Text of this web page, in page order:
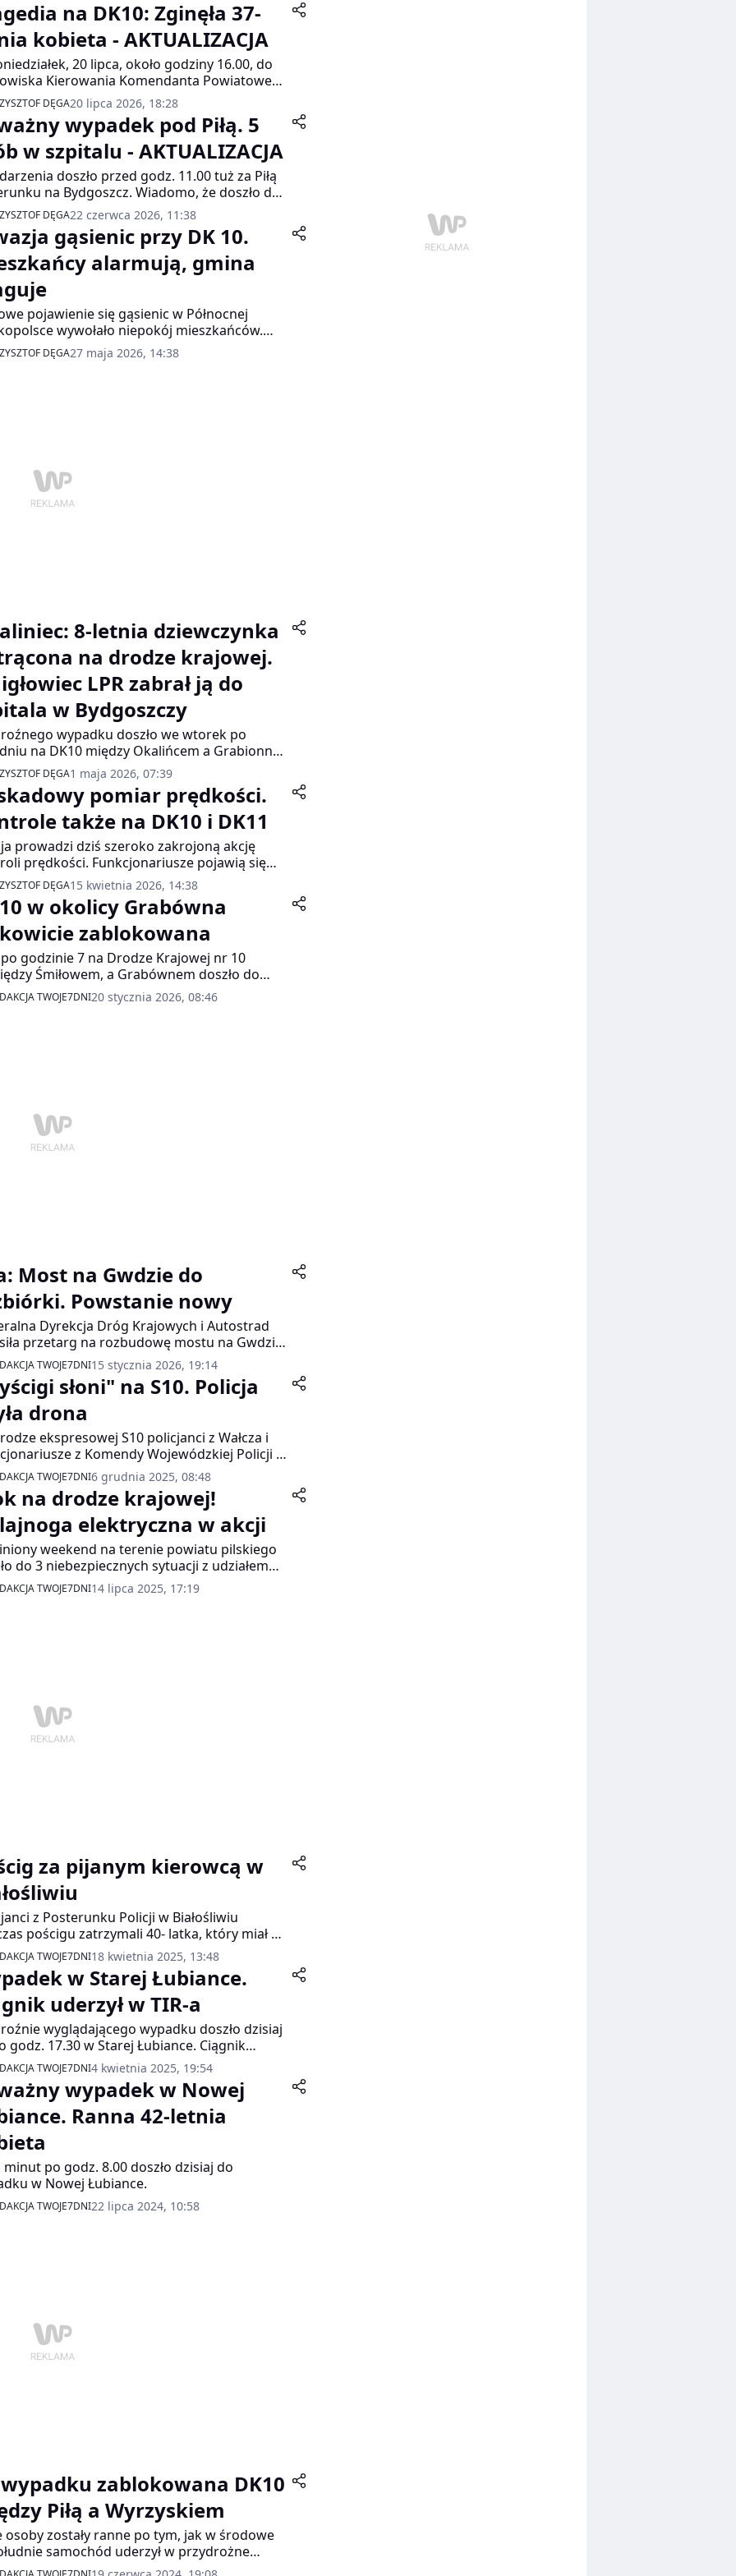
na DK10: Zginęła 37-
kobieta - AKTUALIZACJA
20 lipca, około godziny 16.00, do
Kierowania Komendanta Powiatowego
Wałczu wpłynęło zgłoszenie o wypadku
na DK10 na trasie Nieradź - Piecnik. Nie
letnia kobieta.
DĘGA20 lipca 2026, 18:28
wypadek pod Piłą. 5
w szpitalu - AKTUALIZACJA
doszło przed godz. 11.00 tuż za Piłą
na Bydgoszcz. Wiadomo, że doszło do
trzech samochodów osobowych oraz
Pięć osób zostało
do szpitala.
DĘGA22 czerwca 2026, 11:38
gąsienic przy DK 10.
alarmują, gmina
pojawienie się gąsienic w Północnej
wywołało niepokój mieszkańców.
dotyczy drzew rosnących przy drodze
nr 10 na odcinku Nieżychowo –
DĘGA27 maja 2026, 14:38
8-letnia dziewczynka
na drodze krajowej.
LPR zabrał ją do
w Bydgoszczy
wypadku doszło we wtorek po
na DK10 między Okalińcem a Grabionną.
piesza wtargnęła na jezdnię wprost pod
samochód.
DĘGA1 maja 2026, 07:39
pomiar prędkości.
także na DK10 i DK11
prowadzi dziś szeroko zakrojoną akcję
prędkości. Funkcjonariusze pojawią się
na DK10 i DK11, gdzie kierowcy muszą liczyć
częstymi pomiarami i surowymi
DĘGA15 kwietnia 2026, 14:38
w okolicy Grabówna
zablokowana
godzinie 7 na Drodze Krajowej nr 10
Śmiłowem, a Grabównem doszło do
z udziałem 3 pojazdów. Droga została
zablokowana.
TWOJE7DNI20 stycznia 2026, 08:46
Most na Gwdzie do
Powstanie nowy
Dyrekcja Dróg Krajowych i Autostrad
przetarg na rozbudowę mostu na Gwdzie
drogi krajowej nr 10 w Pile. Stary,
obiekt z lat 50. zostanie rozebrany, a w
miejscu powstanie nowy most z chodnikiem i
rowerową.
TWOJE7DNI15 stycznia 2026, 19:14
słoni" na S10. Policja
drona
ekspresowej S10 policjanci z Wałcza i
z Komendy Wojewódzkiej Policji w
przeprowadzili akcję z użyciem drona.
było zatrzymanie kierowców ciężarówek
się tzw. "wyścigów słoni",
i blokujących ruch.
TWOJE7DNI6 grudnia 2025, 08:48
na drodze krajowej!
elektryczna w akcji
weekend na terenie powiatu pilskiego
do 3 niebezpiecznych sytuacji z udziałem
hulajnogami elektrycznymi.
TWOJE7DNI14 lipca 2025, 17:19
za pijanym kierowcą w
z Posterunku Policji w Białośliwiu
pościgu zatrzymali 40- latka, który miał w
organizmie ponad dwa promile alkoholu.
mężczyzna nie posiadał uprawnień do
pojazdami. Identyczna sytuacja miała
kilka dni wcześniej, dlatego działanie służb
jeszcze bardziej stanowcze. Ostatecznie
został tymczasowo aresztowany na 2
TWOJE7DNI18 kwietnia 2025, 13:48
w Starej Łubiance.
uderzył w TIR-a
wyglądającego wypadku doszło dzisiaj
godz. 17.30 w Starej Łubiance. Ciągnik
zderzył się z pojazdem ciężarowym marki
Na szczęście nikt w tym zdarzeniu nie zginął.
TWOJE7DNI4 kwietnia 2025, 19:54
wypadek w Nowej
Ranna 42-letnia
minut po godz. 8.00 doszło dzisiaj do
w Nowej Łubiance.
TWOJE7DNI22 lipca 2024, 10:58
wypadku zablokowana DK10
Piłą a Wyrzyskiem
osoby zostały ranne po tym, jak w środowe
samochód uderzył w przydrożne
w miejscowości Grabówno (pow. pilski,